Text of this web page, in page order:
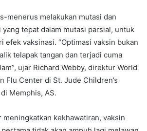
menerus melakukan mutasi dan
tepat dalam mutasi parsial, untuk
efek vaksinasi. “Optimasi vaksin bukan
telapak tangan dan terjadi cuma
ujar Richard Webby, direktur World
Flu Center di St. Jude Children’s
Memphis, AS.
meningkatkan kekhawatiran, vaksin